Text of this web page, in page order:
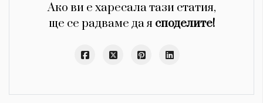
Ако ви е харесала тази статия,
ще се радваме да я споделите!